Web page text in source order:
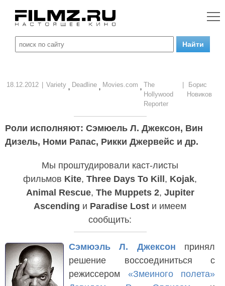
18.12.2012 Variety , Deadline , Movies.com , The
Hollywood
Reporter
Борис
Новиков
Роли исполняют: Сэмюель Л. Джексон, Вин
Дизель, Номи Рапас, Рикки Джервейс и др.
Мы проштудировали каст-листы
фильмов Kite, Three Days To Kill , Kojak,
Animal Rescue, The Muppets 2, Jupiter
Ascending и Paradise Lost и имеем
сообщить:
Сэмюэль Л. Джексон принял
решение воссоединиться с
режиссером «Змеиного полета»